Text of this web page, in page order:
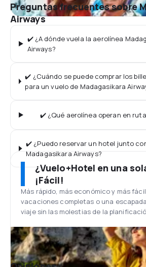
Preguntas frecuentes sobre
Airways
✔️ ¿A dónde vuela la aerolínea
Airways?
✔️ ¿Cuándo se puede comprar los
para un vuelo de Madagasikara
✔️ ¿Qué aerolínea operan en
✔️ ¿Puedo reservar un hotel junto
Madagasikara Airways?
¿Vuelo+Hotel en una
¡Fácil!
Más rápido, más económico y más
vacaciones completas o una
viaje sin las molestias de la